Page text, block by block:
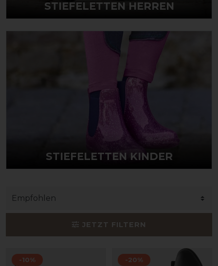
STIEFELETTEN HERREN
STIEFELETTEN KINDER
JETZT FILTERN
-10% -20%